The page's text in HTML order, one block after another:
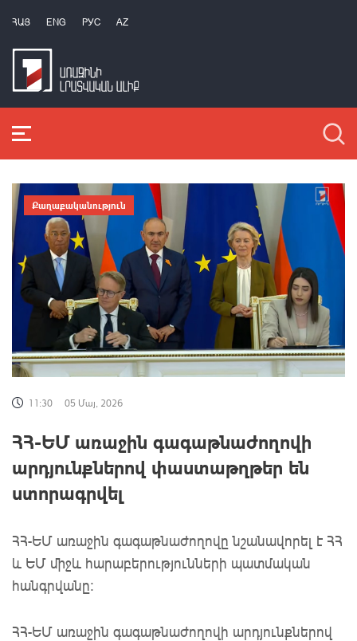
ՀԱՅ ENG РУС AZ
Քաղաքականություն
11:30 05 Մայ, 2026
ՀՀ-ԵՄ առաջին գագաթնաժողովի
արդյունքներով փաստաթղթեր են
ստորագրվել
ՀՀ-ԵՄ առաջին գագաթնաժողովը նշանավորել է ՀՀ
և ԵՄ միջև հարաբերությունների պատմական
հանգրվանը:
ՀՀ-ԵՄ առաջին գագաթնաժողովի արդյունքներով